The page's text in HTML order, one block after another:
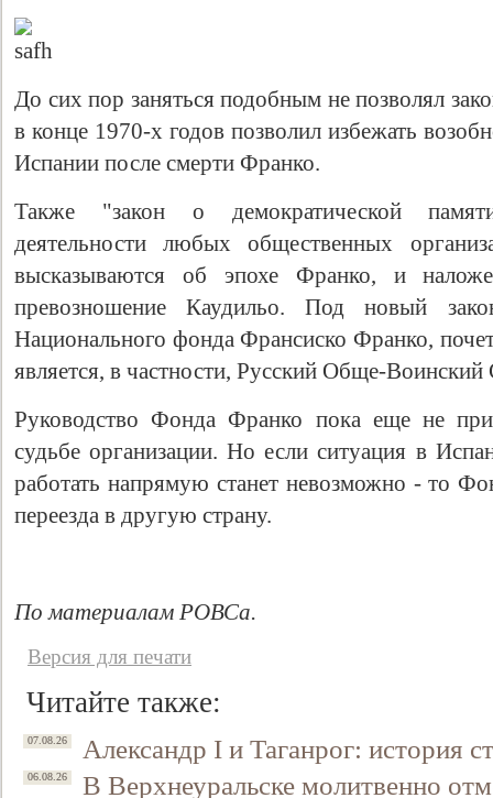
До сих пор заняться подобным не позволял
в конце 1970-х годов позволил избежать
Испании после смерти Франко.
Также "закон о демократической
деятельности любых общественных
высказываются об эпохе Франко, и
превозношение Каудильо. Под новый
Национального фонда Франсиско Франко,
является, в частности, Русский Обще-
Руководство Фонда Франко пока еще не
судьбе организации. Но если ситуация в
работать напрямую станет невозможно - то
переезда в другую страну.
По материалам РОВСа.
Версия для печати
Читайте также:
07.08.26 Александр I и Таганрог: история
06.08.26
В Верхнеуральске молитвенно